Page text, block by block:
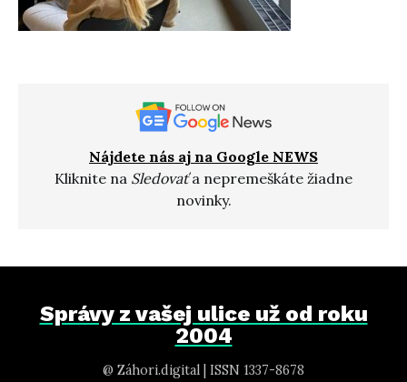
Nájdete nás aj na Google NEWS
Kliknite na Sledovaťa nepremeškáte žiadne
novinky.
Správy z vašej ulice už od roku
2004
@ Záhori.digital | ISSN 1337-8678